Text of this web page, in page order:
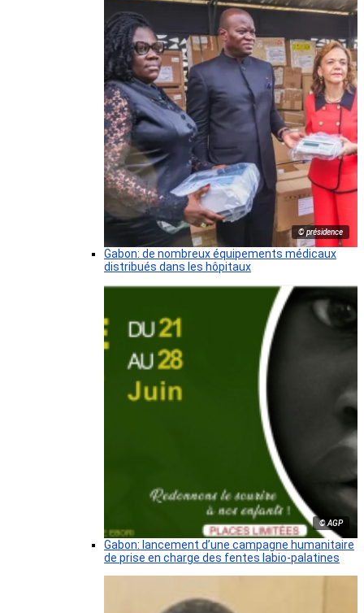
© présidence
Gabon: de nombreux équipements médicaux
distribués dans les hôpitaux
© AGP
Gabon: lancement d’une campagne humanitaire
de prise en charge des fentes labio-palatines